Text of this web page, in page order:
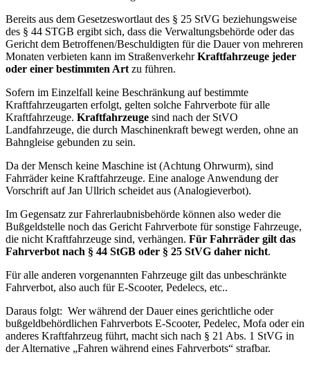
Bereits aus dem Gesetzeswortlaut des § 25 StVG beziehungsweise
des § 44 STGB ergibt sich, dass die Verwaltungsbehörde oder das
Gericht dem Betroffenen/Beschuldigten für die Dauer von mehreren
Monaten verbieten kann im StraßenverkehrKraftfahrzeuge jeder
oder einer bestimmten Art zu führen.
Sofern im Einzelfall keine Beschränkung auf bestimmte
Kraftfahrzeugarten erfolgt, gelten solche Fahrverbote für alle
Kraftfahrzeuge. Kraftfahrzeuge sind nach der StVO
Landfahrzeuge, die durch Maschinenkraft bewegt werden, ohne an
Bahngleise gebunden zu sein.
Da der Mensch keine Maschine ist (Achtung Ohrwurm), sind
Fahrräder keine Kraftfahrzeuge. Eine analoge Anwendung der
Vorschrift auf Jan Ullrich scheidet aus (Analogieverbot).
Im Gegensatz zur Fahrerlaubnisbehörde können also weder die
Bußgeldstelle noch das Gericht Fahrverbote für sonstige Fahrzeuge,
die nicht Kraftfahrzeuge sind, verhängen. Für Fahrräder gilt das
Fahrverbot nach § 44 StGB oder § 25 StVG daher nicht.
Für alle anderen vorgenannten Fahrzeuge gilt das unbeschränkte
Fahrverbot, also auch für E-Scooter, Pedelecs, etc..
Daraus folgt: Wer während der Dauer eines gerichtliche oder
bußgeldbehördlichen Fahrverbots E-Scooter, Pedelec, Mofa oder ein
anderes Kraftfahrzeug führt, macht sich nach § 21 Abs. 1 StVG in
der Alternative „Fahren während eines Fahrverbots“ strafbar.